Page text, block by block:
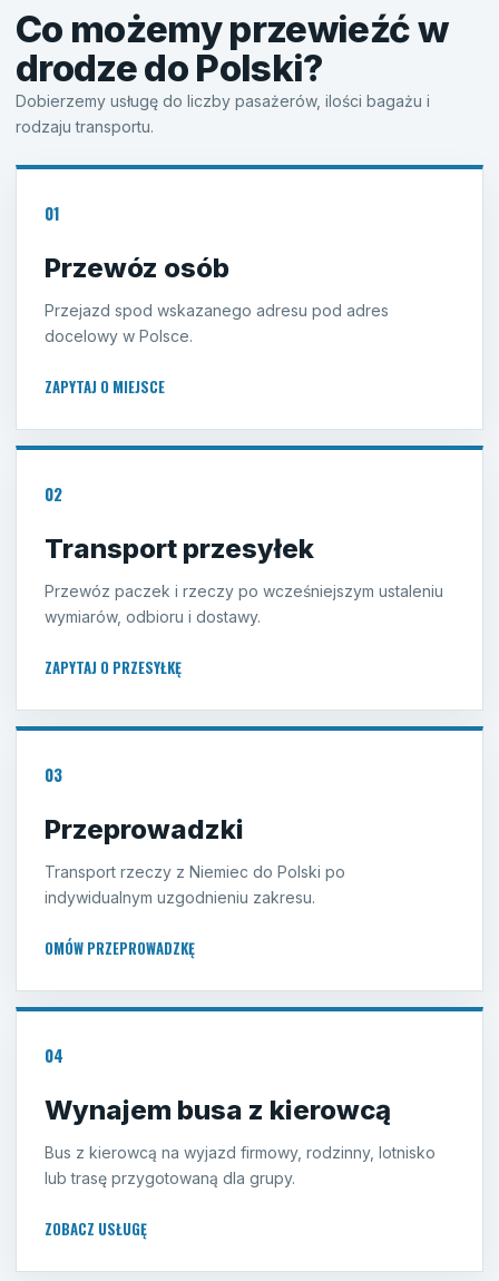
Co możemy przewieźć w
drodze do Polski?
Dobierzemy usługę do liczby pasażerów, ilości bagażu i
rodzaju transportu.
01
Przewóz osób
Przejazd spod wskazanego adresu pod adres
docelowy w Polsce.
ZAPYTAJ O MIEJSCE
02
Transport przesyłek
Przewóz paczek i rzeczy po wcześniejszym ustaleniu
wymiarów, odbioru i dostawy.
ZAPYTAJ O PRZESYŁKĘ
03
Przeprowadzki
Transport rzeczy z Niemiec do Polski po
indywidualnym uzgodnieniu zakresu.
OMÓW PRZEPROWADZKĘ
04
Wynajem busa z kierowcą
Bus z kierowcą na wyjazd firmowy, rodzinny, lotnisko
lub trasę przygotowaną dla grupy.
ZOBACZ USŁUGĘ